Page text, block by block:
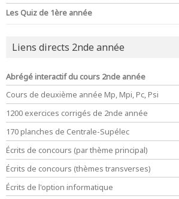
Les Quiz de 1ère année
Liens directs 2nde année
Abrégé interactif du cours 2nde année
Cours de deuxième année Mp, Mpi, Pc, Psi
1200 exercices corrigés de 2nde année
170 planches de Centrale-Supélec
Écrits de concours (par thème principal)
Écrits de concours (thèmes transverses)
Écrits de l'option informatique